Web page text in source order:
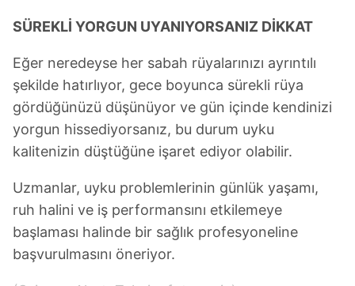
SÜREKLİ YORGUN UYANIYORSANIZ DİKKAT
Eğer neredeyse her sabah rüyalarınızı ayrıntılı
şekilde hatırlıyor, gece boyunca sürekli rüya
gördüğünüzü düşünüyor ve gün içinde kendinizi
yorgun hissediyorsanız, bu durum uyku
kalitenizin düştüğüne işaret ediyor olabilir.
Uzmanlar, uyku problemlerinin günlük yaşamı,
ruh halini ve iş performansını etkilemeye
başlaması halinde bir sağlık profesyoneline
başvurulmasını öneriyor.